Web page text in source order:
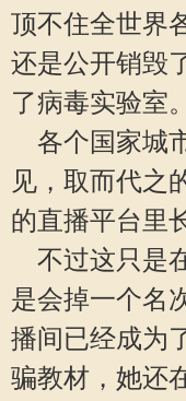
顶不住全世界
还是公开销毁
了病毒实验室。
各个国家城
见，取而代之
的直播平台里
不过这只是
是会掉一个名
播间已经成为
骗教材，她还